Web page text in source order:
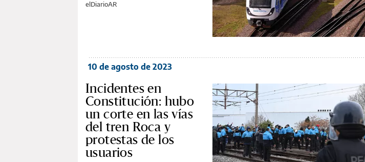
elDiarioAR
10 de agosto de 2023
Incidentes en
Constitución: hubo
un corte en las vías
del tren Roca y
protestas de los
usuarios